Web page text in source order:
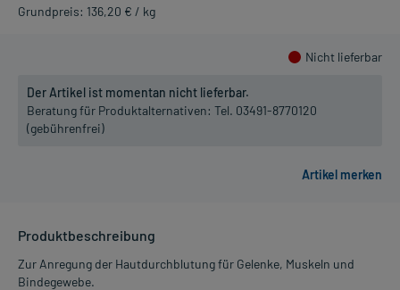
Grundpreis: 136,20 € / kg
Nicht lieferbar
Der Artikel ist momentan nicht lieferbar.
Beratung für Produktalternativen: Tel. 03491-8770120
(gebührenfrei)
Produktbeschreibung
Zur Anregung der Hautdurchblutung für Gelenke, Muskeln und
Bindegewebe.